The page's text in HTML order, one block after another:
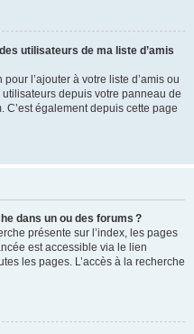
utilisateurs de ma liste d’amis
l’ajouter à votre liste d’amis ou
depuis votre panneau de
également depuis cette page
dans un ou des forums ?
présente sur l’index, les pages
est accessible via le lien
les pages. L’accès à la recherche